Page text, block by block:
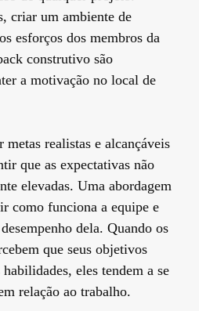
criar um ambiente de
esforços dos membros da
construtivo são
a motivação no local de
metas realistas e alcançáveis
que as expectativas não
elevadas. Uma abordagem
como funciona a equipe e
dela. Quando os
que seus objetivos
eles tendem a se
relação ao trabalho.